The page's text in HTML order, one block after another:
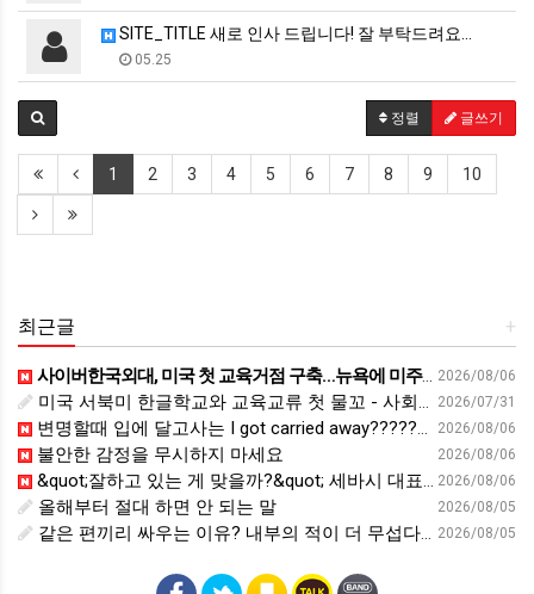
SITE_TITLE 새로 인사 드립니다! 잘 부탁드려요…
05.25
정렬 글쓰기
1 2 3 4 5 6 7 8 9 10
+
최근글
2026/08/06
사이버한국외대, 미국 첫 교육거점 구축…뉴욕에 미주글로벌센터 개소 - 재외동포신문
2026/07/31
미국 서북미 한글학교와 교육교류 첫 물꼬 - 사회적경제뉴스
2026/08/06
변명할때 입에 달고사는 I got carried away????????
2026/08/06
불안한 감정을 무시하지 마세요
2026/08/06
&quot;잘하고 있는 게 맞을까?&quot; 세바시 대표가 비교 지옥에서 탈출한 방법 [#세바시45 에디토리얼 ep.2]
2026/08/05
올해부터 절대 하면 안 되는 말
2026/08/05
같은 편끼리 싸우는 이유? 내부의 적이 더 무섭다? 인간이 갈등을 빚는 이유ㅣ최재천의 아마존